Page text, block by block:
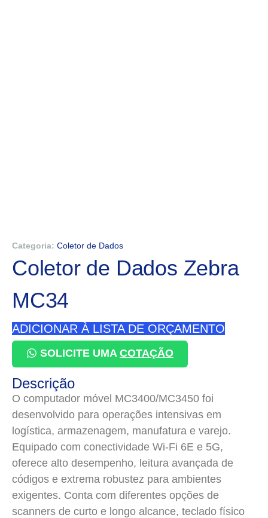
Categoria: Coletor de Dados
Coletor de Dados Zebra
MC34
ADICIONAR À LISTA DE ORÇAMENTO
SOLICITE UMA COTAÇÃO
Descrição
O computador móvel MC3400/MC3450 foi
desenvolvido para operações intensivas em
logística, armazenagem, manufatura e varejo.
Equipado com conectividade Wi-Fi 6E e 5G,
oferece alto desempenho, leitura avançada de
códigos e extrema robustez para ambientes
exigentes. Conta com diferentes opções de
scanners de curto e longo alcance, teclado físico